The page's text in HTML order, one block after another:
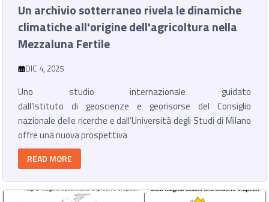
Un archivio sotterraneo rivela le dinamiche
climatiche all'origine dell'agricoltura nella
Mezzaluna Fertile
DIC 4, 2025
Uno studio internazionale guidato
dall’Istituto di geoscienze e georisorse del Consiglio
nazionale delle ricerche e dall’Università degli Studi di Milano
offre una nuova prospettiva
READ MORE